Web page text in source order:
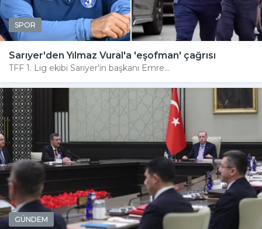
SPOR
Sarıyer'den Yılmaz Vural'a 'eşofman' çağrısı
TFF 1. Lig ekibi Sarıyer'in başkanı Emre...
GÜNDEM